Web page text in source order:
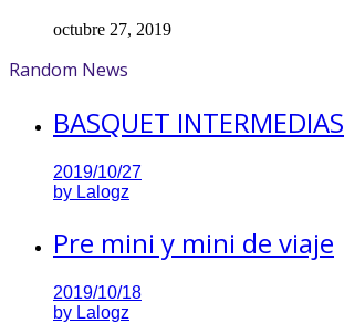
octubre 27, 2019
Random News
BASQUET INTERMEDIAS
2019/10/27
by Lalogz
Pre mini y mini de viaje
2019/10/18
by Lalogz